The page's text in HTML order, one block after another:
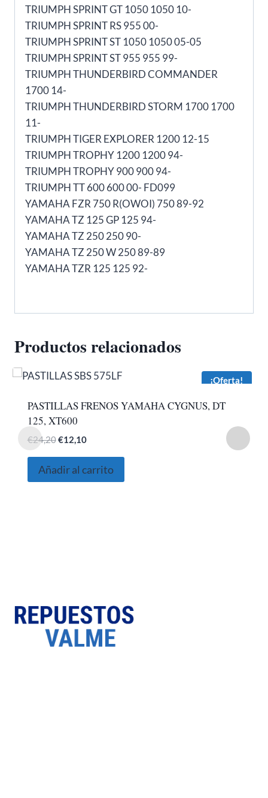
TRIUMPH SPRINT GT 1050 1050 10-
TRIUMPH SPRINT RS 955 00-
TRIUMPH SPRINT ST 1050 1050 05-05
TRIUMPH SPRINT ST 955 955 99-
TRIUMPH THUNDERBIRD COMMANDER
1700 14-
TRIUMPH THUNDERBIRD STORM 1700 1700
11-
TRIUMPH TIGER EXPLORER 1200 12-15
TRIUMPH TROPHY 1200 1200 94-
TRIUMPH TROPHY 900 900 94-
TRIUMPH TT 600 600 00- FD099
YAMAHA FZR 750 R(OWOI) 750 89-92
YAMAHA TZ 125 GP 125 94-
YAMAHA TZ 250 250 90-
YAMAHA TZ 250 W 250 89-89
YAMAHA TZR 125 125 92-
Productos relacionados
¡Oferta!
PASTILLAS FRENOS YAMAHA CYGNUS, DT
125, XT600
€24,20 El
original
era:
€12,10El
actual
es:
Añadir al carrito